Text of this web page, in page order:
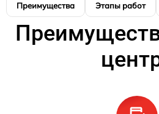
Преимущества Этапы работ